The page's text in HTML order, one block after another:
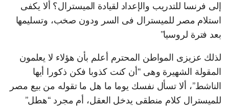
إلى فرنسا للتدريب والإعداد لقيادة الميسترال؟ ألا يكفى
استلام مصر للميسترال فى السر ودون صخب، وتسليمها
بعد فترة لروسيا”
لذلك عزيزى المواطن المحترم أعلم بأن هؤلاء لا يعلمون
المقولة الشهيرة وهى “أن كنت كذوبا فكن ذكورا أيها
الناشط”، ألا تسأل نفسك يوما ما هل ما تقوله من بيع مصر
للميسترال كلام منطقى يدخل العقل، أم مجرد “هطل”